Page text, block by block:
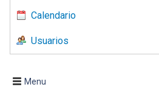
Calendario
Usuarios
Menu